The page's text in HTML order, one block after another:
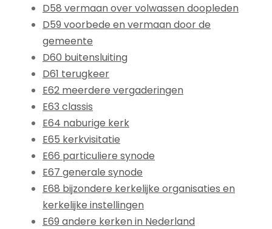
D58 vermaan over volwassen doopleden
D59 voorbede en vermaan door de
gemeente
D60 buitensluiting
D61 terugkeer
E62 meerdere vergaderingen
E63 classis
E64 naburige kerk
E65 kerkvisitatie
E66 particuliere synode
E67 generale synode
E68 bijzondere kerkelijke organisaties en
kerkelijke instellingen
E69 andere kerken in Nederland